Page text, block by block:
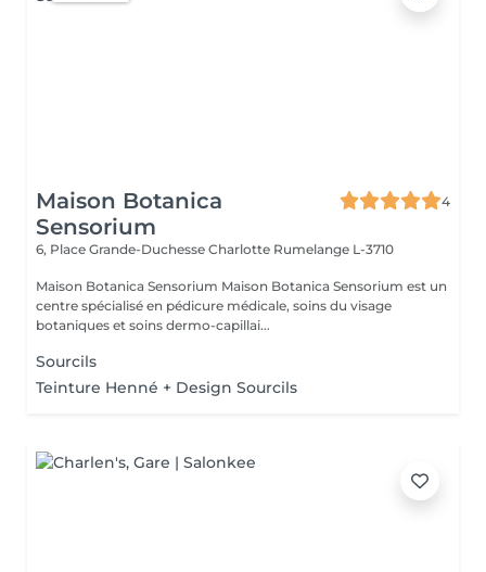
Maison Botanica
Sensorium
4
6, Place Grande-Duchesse Charlotte Rumelange L-3710
Maison Botanica Sensorium Maison Botanica Sensorium est un
centre spécialisé en pédicure médicale, soins du visage
botaniques et soins dermo-capillai...
Sourcils
Teinture Henné + Design Sourcils